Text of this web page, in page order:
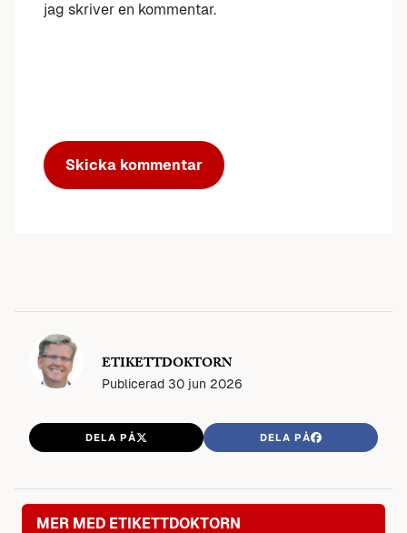
jag skriver en kommentar.
ETIKETTDOKTORN
Publicerad 30 jun 2026
DELA PÅ DELA PÅ
MER MED ETIKETTDOKTORN